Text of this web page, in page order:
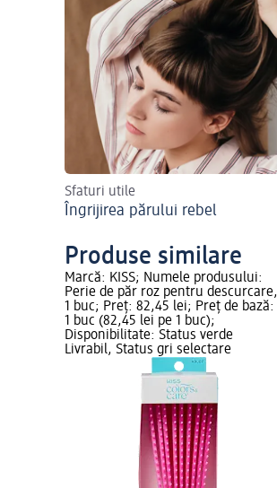
Sfaturi utile
Îngrijirea părului rebel
Produse similare
Marcă: KISS; Numele produsului:
Perie de păr roz pentru descurcare,
1 buc; Preț: 82,45 lei; Preț de bază:
1 buc (82,45 lei pe 1 buc);
Disponibilitate: Status verde
Livrabil, Status gri selectare